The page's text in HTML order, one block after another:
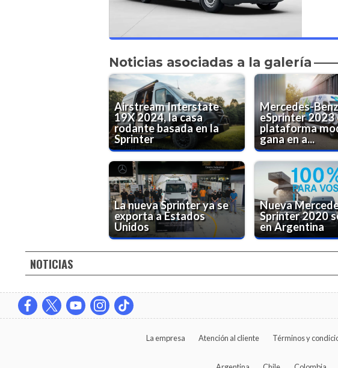
Noticias asociadas a la galería
Airstream Interstate
19X 2024, la casa
rodante basada en la
Sprinter
Mercedes-Benz
eSprinter 2023
plataforma
gana en a...
La nueva Sprinter ya se
exporta a Estados
Unidos
Nueva
Sprinter 2020
en Argentina
NOTICIAS
La empresa Atención al cliente Términos y